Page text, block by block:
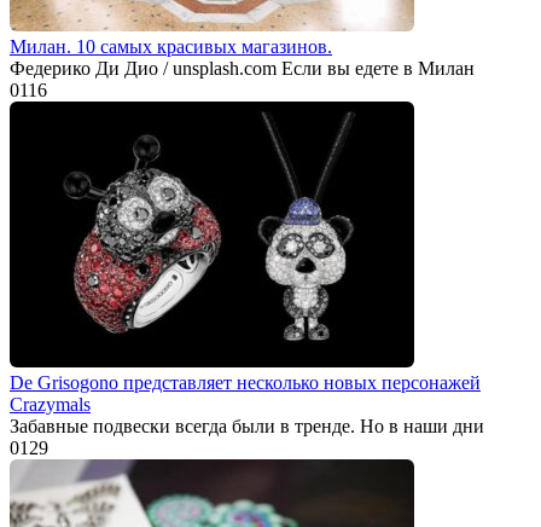
Милан. 10 самых красивых магазинов.
Федерико Ди Дио / unsplash.com Если вы едете в Милан
0116
De Grisogono представляет несколько новых персонажей
Crazymals
Забавные подвески всегда были в тренде. Но в наши дни
0129